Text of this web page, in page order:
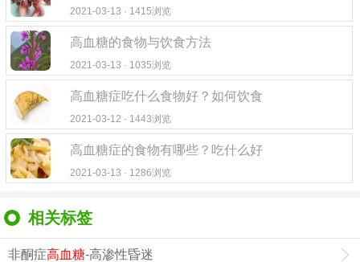
2021-03-13 · 1415浏览
高血糖的食物与饮食方法
2021-03-13 · 1035浏览
高血糖症吃什么食物好？如何饮食
2021-03-12 · 1443浏览
高血糖症的食物有哪些？吃什么好
2021-03-13 · 1286浏览
相关标签
非酮症高血糖-高渗性昏迷